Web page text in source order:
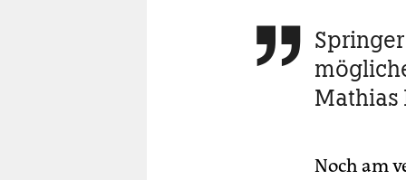

Mathias
Noch am